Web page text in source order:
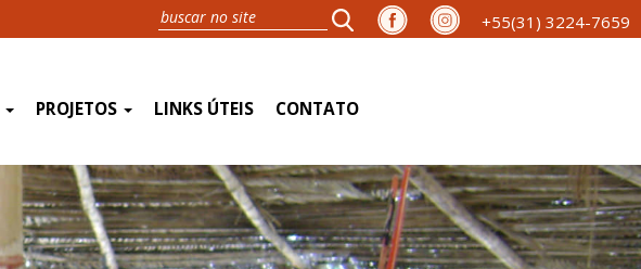
+55(31) 3224-7659
PROJETOS LINKS ÚTEIS CONTATO